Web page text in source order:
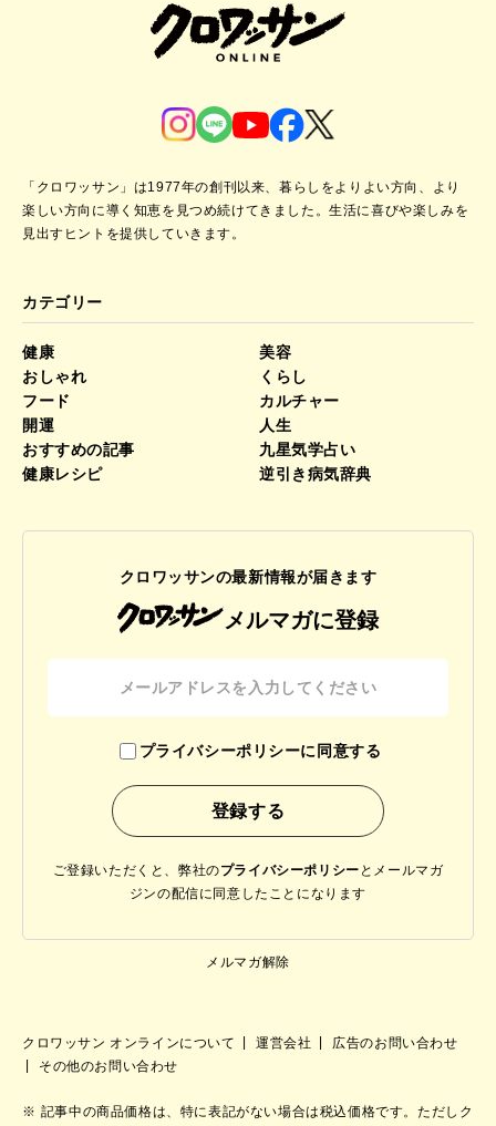
「クロワッサン」は1977年の創刊以来、暮らしをよりよい方向、より
楽しい方向に導く知恵を見つめ続けてきました。生活に喜びや楽しみを
見出すヒントを提供していきます。
カテゴリー
健康
美容
おしゃれ
くらし
フード
カルチャー
開運
人生
おすすめの記事
九星気学占い
健康レシピ
逆引き病気辞典
クロワッサンの最新情報が届きます
メルマガに登録
プライバシーポリシーに同意する
ご登録いただくと、弊社のプライバシーポリシー と メールマガ
ジンの配信に同意したことになります
メルマガ解除
クロワッサン オンラインについて 運営会社
広告のお問い合わせ
その他のお問い合わせ
記事中の商品価格は、特に表記がない場合は税込価格です。ただしク